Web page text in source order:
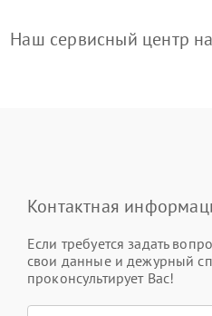
Наш сервисный центр
Контактная
Если требуется задать
свои данные и дежурный
проконсультирует Вас!